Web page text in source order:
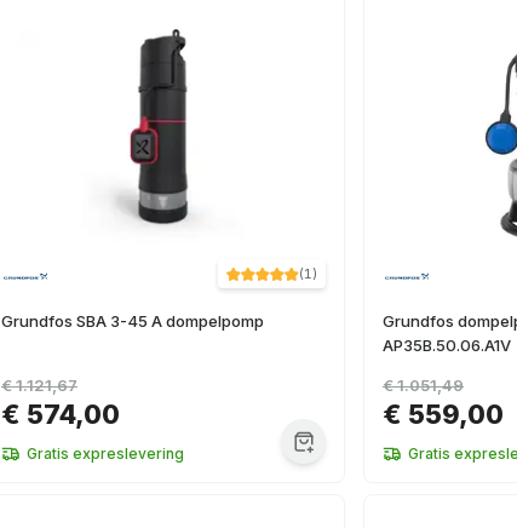
(1)
Grundfos SBA 3-45 A dompelpomp
€ 574,00
€ 1.121,67
Gratis expreslevering
Grundfos
AP35B.50.06.A1V
€ 559,00
€ 1.051,49
Gratis